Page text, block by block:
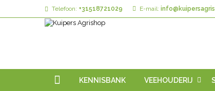
Telefoon: +31518721029 E-mail:
KENNISBANK VEEHOUDERIJ